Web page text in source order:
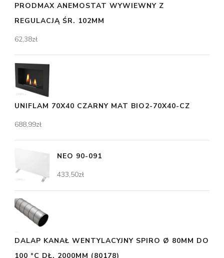
PRODMAX ANEMOSTAT WYWIEWNY Z
REGULACJĄ ŚR. 102MM
62,38zł
UNIFLAM 70X40 CZARNY MAT BIO2-70X40-CZ
688,99zł
NEO 90-091
433,50zł
DALAP KANAŁ WENTYLACYJNY SPIRO Ø 80MM DO
100 °C DŁ. 2000MM (80178)